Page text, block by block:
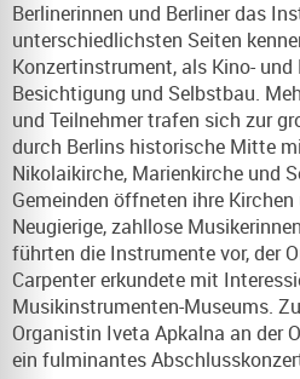
Berlinerinnen und Berliner das
unterschiedlichsten Seiten
Konzertinstrument, als Kino- und
Besichtigung und Selbstbau.
und Teilnehmer trafen sich zur
durch Berlins historische Mitte
Nikolaikirche, Marienkirche und
Gemeinden öffneten ihre
Neugierige, zahllose
führten die Instrumente vor, der
Carpenter erkundete mit
Musikinstrumenten-Museums.
Organistin Iveta Apkalna an der
ein fulminantes